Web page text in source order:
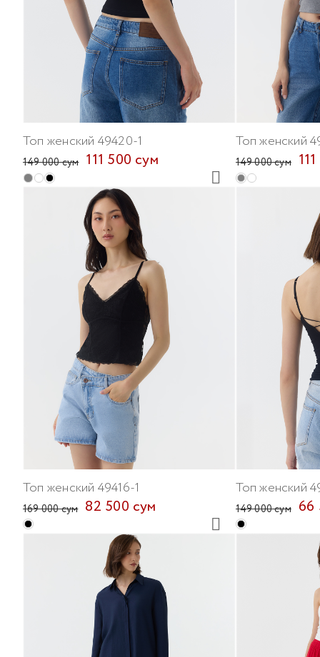
Топ женский 49420-1
149 000 сум 111 500 сум
Топ женский
149 000 сум
Топ женский 49416-1
169 000 сум 82 500 сум
Топ женский
149 000 сум 66